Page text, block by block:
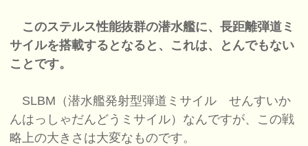
このステルス性能抜群の潜水艦に、長距離弾道ミ
サイルを搭載するとなると、これは、とんでもない
ことです。
SLBM（潜水艦発射型弾道ミサイル せんすいか
んはっしゃだんどうミサイル）なんですが、この戦
略上の大きさは大変なものです。